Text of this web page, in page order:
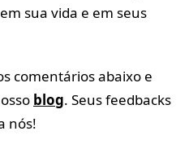
sua vida e em seus
comentários abaixo e
blog. Seus feedbacks
nós!